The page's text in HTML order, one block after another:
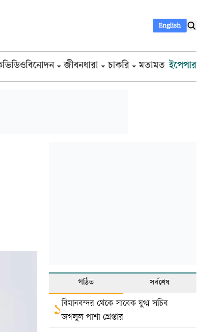
English
ভিডিওবিনোদন জীবনধারা চাকরি মতামত ইপেপার
পঠিত সর্বশেষ
১বিমানবন্দর থেকে সাবেক যুগ্ম সচিব
জগলুল পাশা গ্রেপ্তার